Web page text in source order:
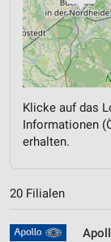
Klicke auf das
Informationen
erhalten.
20 Filialen